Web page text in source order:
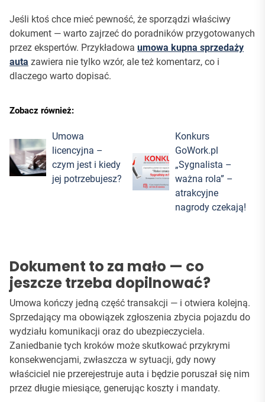
Jeśli ktoś chce mieć pewność, że sporządzi właściwy
dokument — warto zajrzeć do poradników przygotowanych
przez ekspertów. Przykładowa umowa kupna sprzedaży
auta zawiera nie tylko wzór, ale też komentarz, co i
dlaczego warto dopisać.
Zobacz również:
Umowa
licencyjna –
czym jest i kiedy
jej potrzebujesz?
Konkurs
GoWork.pl
„Sygnalista –
ważna rola” –
atrakcyjne
nagrody czekają!
Dokument to za mało — co
jeszcze trzeba dopilnować?
Umowa kończy jedną część transakcji — i otwiera kolejną.
Sprzedający ma obowiązek zgłoszenia zbycia pojazdu do
wydziału komunikacji oraz do ubezpieczyciela.
Zaniedbanie tych kroków może skutkować przykrymi
konsekwencjami, zwłaszcza w sytuacji, gdy nowy
właściciel nie przerejestruje auta i będzie poruszał się nim
przez długie miesiące, generując koszty i mandaty.